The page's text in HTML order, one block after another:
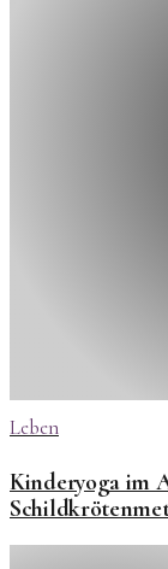
Leben
Kinderyoga im